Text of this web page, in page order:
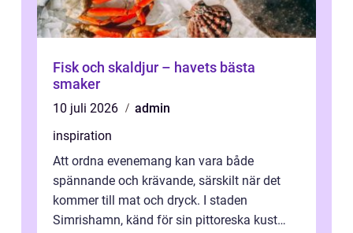
Fisk och skaldjur – havets bästa
smaker
10 juli 2026
admin
inspiration
Att ordna evenemang kan vara både
spännande och krävande, särskilt när det
kommer till mat och dryck. I staden
Simrishamn, känd för sin pittoreska kust